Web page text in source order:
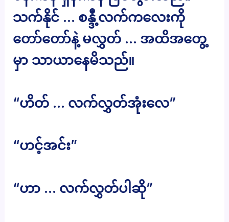
သက်နိုင် … စန္ဒီ့လက်ကလေးကို
တော်တော်နဲ့ မလွှတ် … အထိအတွေ့
မှာ သာယာနေမိသည်။
“ဟိတ် … လက်လွှတ်အုံးလေ”
“ဟင့်အင်း”
“ဟာ … လက်လွှတ်ပါဆို”